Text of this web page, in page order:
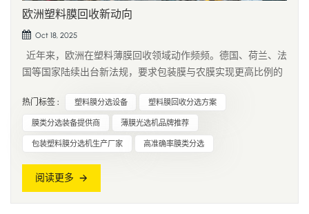
欧洲塑料膜回收新动向
Oct 18, 2025
近年来，欧洲在塑料薄膜回收领域动作频频。德国、荷兰、法
国等国家陆续出台新法规，要求包装膜与农膜实现更高比例的
提出了更严格的要求，这也让各地的分选中心和再生企业面临
新的挑战。 薄膜类废料的复杂性众所周知。轻质、易漂浮、易
缠绕——这...
热门标签 : 塑料膜分选设备 塑料膜回收分选方案
膜类分选装备提供商 薄膜光选机品牌推荐
包装塑料膜分选机生产厂家 高准确率膜类分选
阅读更多